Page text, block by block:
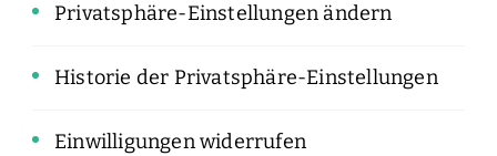
Privatsphäre-Einstellungen ändern
Historie der Privatsphäre-Einstellungen
Einwilligungen widerrufen